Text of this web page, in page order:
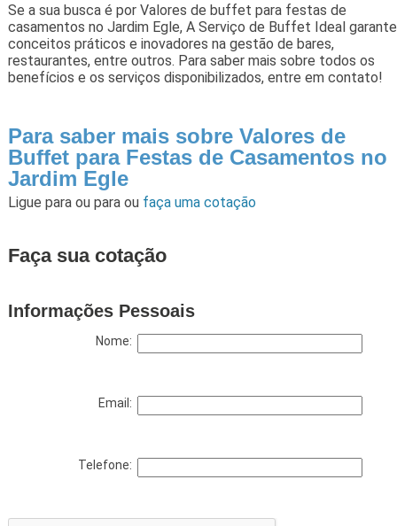
Se a sua busca é por Valores de buffet para festas de
casamentos no Jardim Egle, A Serviço de Buffet Ideal garante
conceitos práticos e inovadores na gestão de bares,
restaurantes, entre outros. Para saber mais sobre todos os
benefícios e os serviços disponibilizados, entre em contato!
Para saber mais sobre Valores de
Buffet para Festas de Casamentos no
Jardim Egle
Ligue para ou para ou faça uma cotação
Faça sua cotação
Informações Pessoais
Nome:
Email:
Telefone: